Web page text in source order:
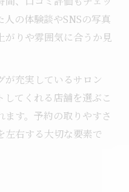
人の体験談やSNSの写真
がりや雰囲気に合うか見
が充実しているサロン
てくれる店舗を選ぶこ
ます。予約の取りやすさ
左右する大切な要素で